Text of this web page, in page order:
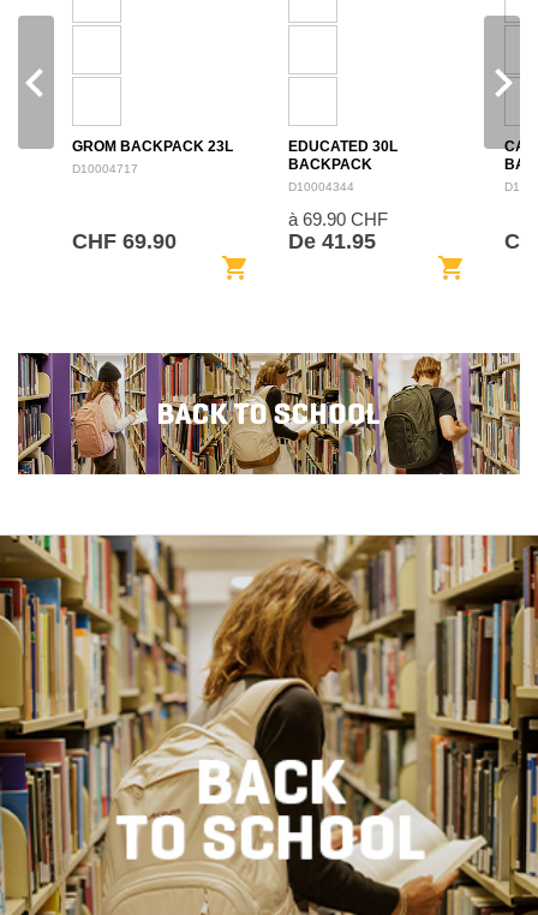
GROM BACKPACK 23L
D10004717
CHF 69.90
shopping_cart
EDUCATED 30L
BACKPACK
D10004344
à 69.90 CHF
De 41.95
shopping_cart
navigate_before navigate_next